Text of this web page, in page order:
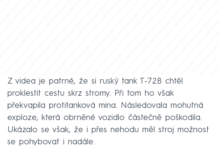
Z videa je patrné, že si ruský tank T-72B chtěl
proklestit cestu skrz stromy. Při tom ho však
překvapila protitanková mina. Následovala mohutná
exploze, která obrněné vozidlo částečně poškodila.
Ukázalo se však, že i přes nehodu měl stroj možnost
se pohybovat i nadále.